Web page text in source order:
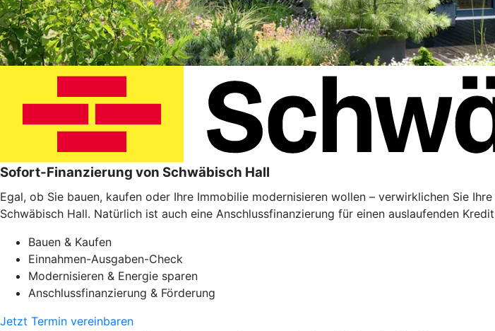
Sofort-Finanzierung von Schwäbisch Hall
Egal, ob Sie bauen, kaufen oder Ihre Immobilie modernisieren wollen – verwirklichen Sie
Schwäbisch Hall. Natürlich ist auch eine Anschlussfinanzierung für einen auslaufenden
Bauen & Kaufen
Einnahmen-Ausgaben-Check
Modernisieren & Energie sparen
Anschlussfinanzierung & Förderung
Jetzt Termin vereinbaren